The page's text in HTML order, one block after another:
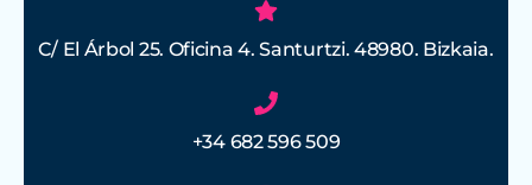
C/ El Árbol 25. Oficina 4. Santurtzi. 48980. Bizkaia.
+34 682 596 509